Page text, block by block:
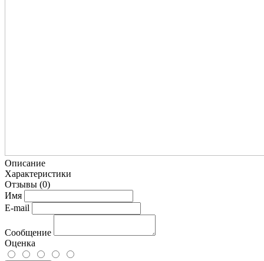
Описание
Характеристики
Отзывы (0)
Имя
E-mail
Сообщение
Оценка